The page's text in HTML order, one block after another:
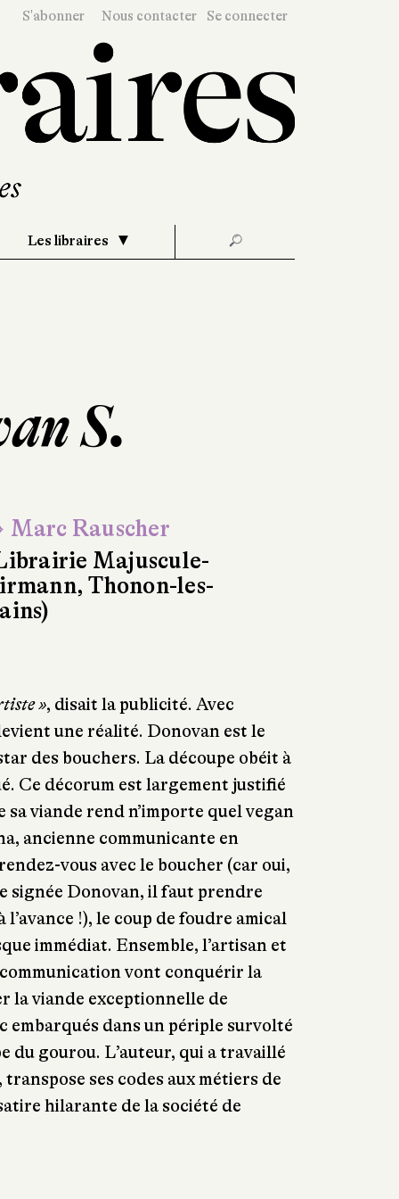
S'abonner Nous contacter Se connecter
Les libraires 🔎
S.
Rauscher
Majuscule-
Thonon-les-
», disait la publicité. Avec
une réalité. Donovan est le
des bouchers. La découpe obéit à
Ce décorum est largement justifié
viande rend n’importe quel vegan
ancienne communicante en
vous avec le boucher (car oui,
signée Donovan, il faut prendre
!), le coup de foudre amical
immédiat. Ensemble, l’artisan et
vont conquérir la
la viande exceptionnelle de
embarqués dans un périple survolté
du gourou. L’auteur, qui a travaillé
ses codes aux métiers de
hilarante de la société de